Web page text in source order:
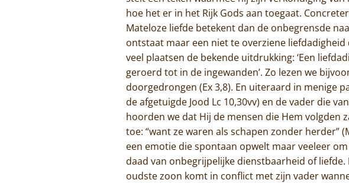
hoe het er in het Rijk Gods aan toegaat.
Mateloze liefde betekent dan de onbegrensde
ontstaat maar een niet te overziene
veel plaatsen de bekende uitdrukking: ‘Een
geroerd tot in de ingewanden’. Zo lezen we
doorgedrongen (Ex 3,8). En uiteraard in menige
de afgetuigde Jood Lc 10,30vv) en de vader die
hoorden we dat Hij de mensen die Hem volgden
toe: “want ze waren als schapen zonder herder”
een emotie die spontaan opwelt maar veeleer
daad van onbegrijpelijke dienstbaarheid of
oudste zoon komt in conflict met zijn vader